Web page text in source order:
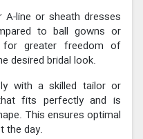
A-line or sheath dresses
to ball gowns or
greater freedom of
desired bridal look.
with a skilled tailor or
fits perfectly and is
This ensures optimal
the day.